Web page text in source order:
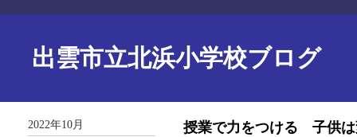
出雲市立北浜小学校ブログ
授業で力をつける 子供は
2022年10月